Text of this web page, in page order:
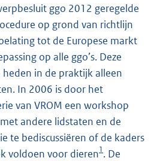
ggo 2012 geregelde
op grond van richtlijn
tot de Europese markt
op alle ggo’s. Deze
in de praktijk alleen
In 2006 is door het
van VROM een workshop
andere lidstaten en de
te bediscussiëren of de kaders
voldoen voor dieren1. De